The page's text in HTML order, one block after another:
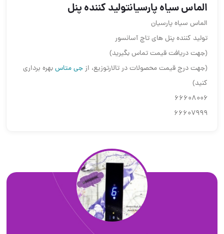
الماس سیاه پارسیانتولید کننده پنل
الماس سیاه پارسیان
تولید کننده پنل های تاچ آسانسور
(جهت دریافت قیمت تماس بگیرید)
(جهت درج قیمت محصولات در تالارتوزیع، ازجی متاسبهره برداری
کنید)
۶۶۶۰۸۰۰۶
۶۶۶۰۷۹۹۹